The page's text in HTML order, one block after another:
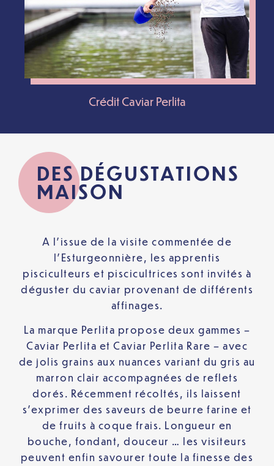
Crédit Caviar Perlita
DES DÉGUSTATIONS
MAISON
A l’issue de la visite commentée de
l’Esturgeonnière, les apprentis
pisciculteurs et piscicultrices sont invités à
déguster du caviar provenant de différents
affinages.
La marque Perlita propose deux gammes –
Caviar Perlita et Caviar Perlita Rare – avec
de jolis grains aux nuances variant du gris au
marron clair accompagnées de reflets
dorés. Récemment récoltés, ils laissent
s’exprimer des saveurs de beurre farine et
de fruits à coque frais. Longueur en
bouche, fondant, douceur … les visiteurs
peuvent enfin savourer toute la finesse des